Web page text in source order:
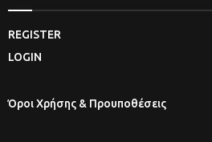
REGISTER
LOGIN
Όροι Χρήσης & Προυποθέσεις